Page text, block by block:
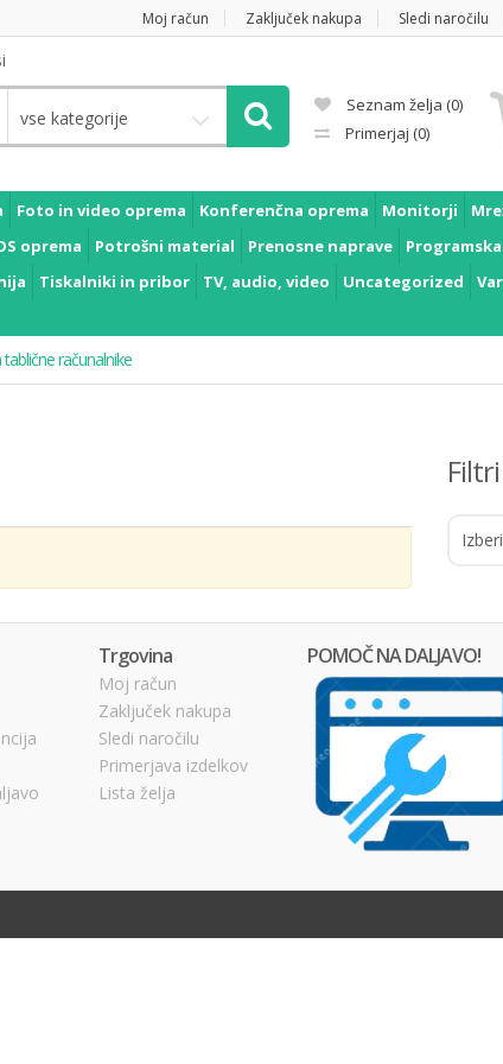
Moj račun Zaključek nakupa Sledi naročilu
vse kategorije
Seznam želja (0)
Primerjaj (0)
Foto in video oprema Konferenčna oprema Monitorji
oprema Potrošni material Prenosne naprave
Tiskalniki in pribor TV, audio, video Uncategorized
tablične računalnike
Trgovina
Moj račun
Zaključek nakupa
Sledi naročilu
Primerjava izdelkov
Lista želja
POMOČ NA DALJAVO!